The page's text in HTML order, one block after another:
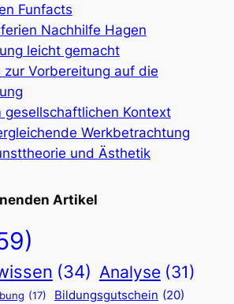
Funfacts
Nachhilfe Hagen
leicht gemacht
zur Vorbereitung auf die
gesellschaftlichen Kontext
Werkbetrachtung
und Ästhetik
Artikel
(34) Analyse (31)
(17) Bildungsgutschein (20)